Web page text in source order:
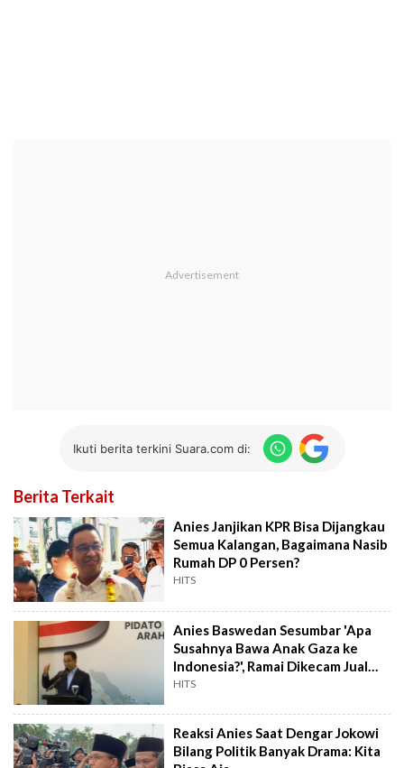
Ikuti berita terkini Suara.com di:
Berita Terkait
Anies Janjikan KPR Bisa Dijangkau
Semua Kalangan, Bagaimana Nasib
Rumah DP 0 Persen?
HITS
Anies Baswedan Sesumbar 'Apa
Susahnya Bawa Anak Gaza ke
Indonesia?', Ramai Dikecam Jual
Agama
HITS
Reaksi Anies Saat Dengar Jokowi
Bilang Politik Banyak Drama: Kita